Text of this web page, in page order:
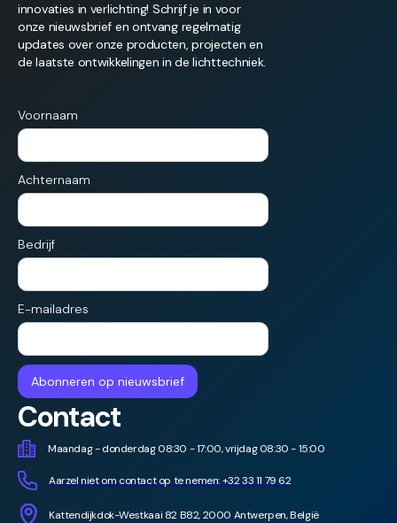
innovaties in verlichting! Schrijf je in voor
onze nieuwsbrief en ontvang regelmatig
updates over onze producten, projecten en
de laatste ontwikkelingen in de lichttechniek.
Voornaam
Achternaam
Bedrijf
E-mailadres
Contact
Maandag - donderdag 08:30 - 17:00, vrijdag 08:30 - 15:00
Aarzel niet om contact op te nemen: +32 33 11 79 62
Kattendijkdok-Westkaai 82 B82, 2000 Antwerpen, België